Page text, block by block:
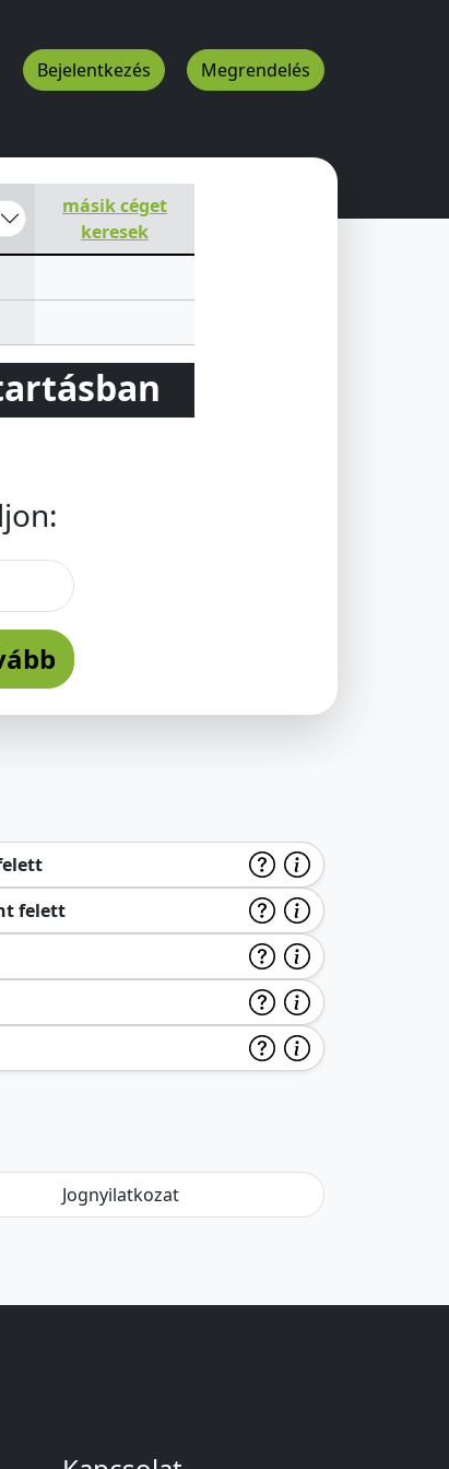
Bejelentkezés Megrendelés
másik céget
keresek
felett
Jognyilatkozat